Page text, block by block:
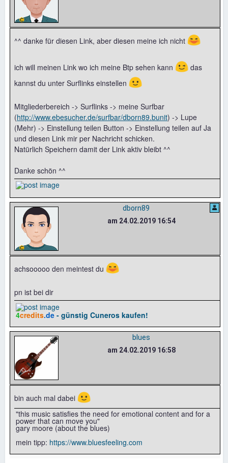
^^ danke für diesen Link, aber diesen meine ich nicht 😆
ich will meinen Link wo ich meine Btp sehen kann 😉 das
kannst du unter Surflinks einstellen 🙂
Mitgliederbereich -> Surflinks -> meine Surfbar
(http://www.ebesucher.de/surfbar/dborn89.bunit) -> Lupe
(Mehr) -> Einstellung teilen Button -> Einstellung teilen auf Ja
und diesen Link mir per Nachricht schicken.
Natürlich Speichern damit der Link aktiv bleibt ^^
Danke schön ^^
dborn89
am 24.02.2019 16:54
achsooooo den meintest du 😆
pn ist bei dir
4credits.de - günstig Cuneros kaufen!
blues
am 24.02.2019 16:58
bin auch mal dabei 🙂
"this music satisfies the need for emotional content and for a
power that can move you"
gary moore (about the blues)
mein tipp: https://www.bluesfeeling.com